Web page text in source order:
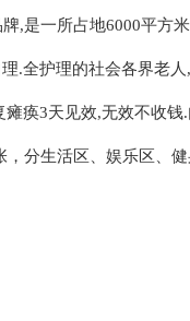
,是一所占地6000平方
护理的社会各界老人,
痪3天见效,无效不收
生活区、娱乐区、健